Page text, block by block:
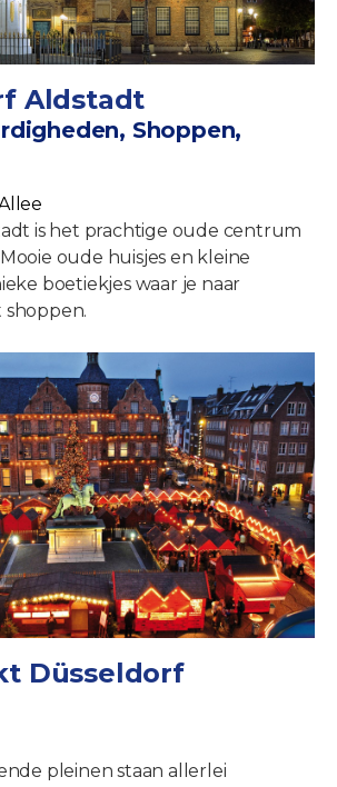
Aldstadt
Shoppen,
is het prachtige oude centrum
oude huisjes en kleine
boetiekjes waar je naar
Düsseldorf
pleinen staan allerlei